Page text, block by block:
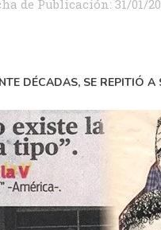
de Publicación: 31/01/
DÉCADAS, SE REPITIÓ A